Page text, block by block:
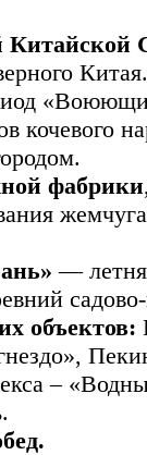
Китайской
кочевого
фабрики
—
объектов:
–